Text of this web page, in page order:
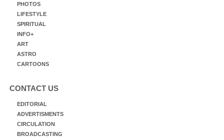
PHOTOS
LIFESTYLE
SPIRITUAL
INFO+
ART
ASTRO
CARTOONS
CONTACT US
EDITORIAL
ADVERTISMENTS
CIRCULATION
BROADCASTING